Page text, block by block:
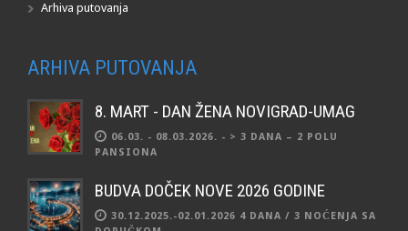
Arhiva putovanja
ARHIVA PUTOVANJA
8. MART - DAN ŽENA NOVIGRAD-UMAG
06.03. - 08.03.2026. - > 3 DANA – 2 POLU
PANSIONA
BUDVA DOČEK NOVE 2026 GODINE
30.12.2025.-02.01.2026 4 DANA / 3 NOĆENJA SA